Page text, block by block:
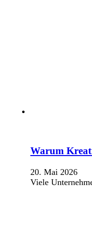
Warum
20. Mai 2026
Viele